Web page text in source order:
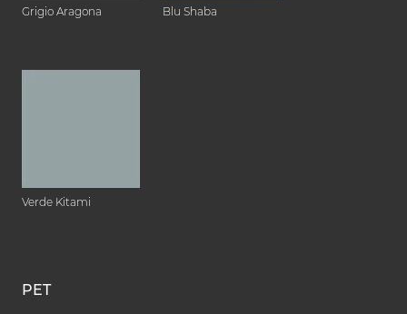
Grigio Aragona Blu Shaba
Verde Kitami
PET